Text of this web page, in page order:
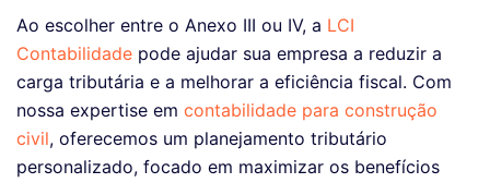
Ao escolher entre o Anexo III ou IV, a LCI
Contabilidade pode ajudar sua empresa a reduzir a
carga tributária e a melhorar a eficiência fiscal. Com
nossa expertise em contabilidade para construção
civil, oferecemos um planejamento tributário
personalizado, focado em maximizar os benefícios